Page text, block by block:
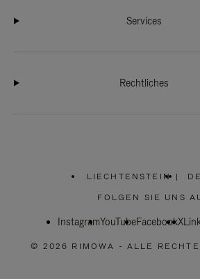
Services
Rechtliches
LIECHTENSTEIN
WÄHLEN
SIE
REGION
|
FOLGEN SIE UNS
InstagramYouTubeFacebookX
© 2026 RIMOWA - ALLE RECHTE